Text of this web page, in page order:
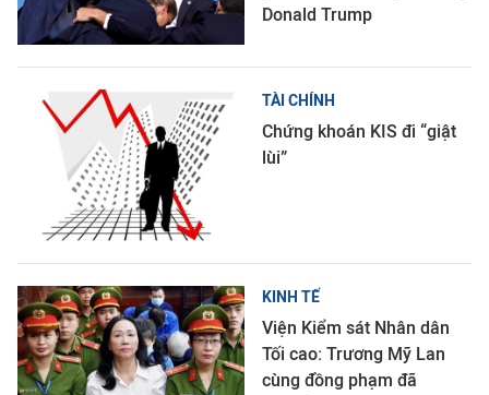
Donald Trump
TÀI CHÍNH
Chứng khoán KIS đi “giật
lùi”
KINH TẾ
Viện Kiểm sát Nhân dân
Tối cao: Trương Mỹ Lan
cùng đồng phạm đã